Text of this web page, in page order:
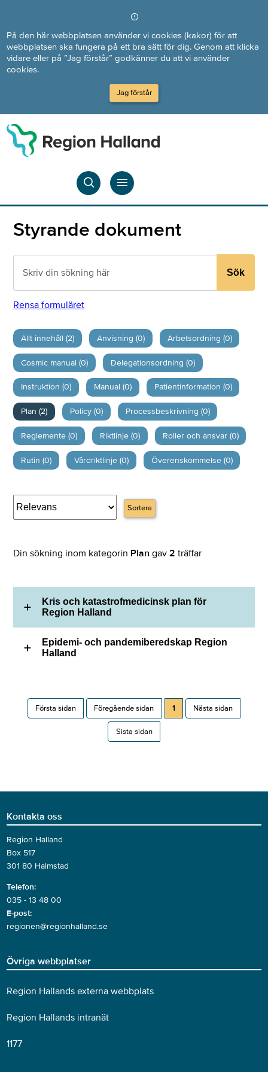
På den här webbplatsen använder vi cookies (kakor) för att
webbplatsen ska fungera på ett bra sätt för dig. Genom att klicka
vidare eller på ”Jag förstår” godkänner du att vi använder
cookies.
Jag förstår
Styrande dokument
Sök
Rensa formuläret
Allt innehåll (2) Anvisning (0) Arbetsordning (0)
Cosmic manual (0) Delegationsordning (0)
Instruktion (0) Manual (0) Patientinformation (0)
Plan (2) Policy (0) Processbeskrivning (0)
Reglemente (0) Riktlinje (0) Roller och ansvar (0)
Rutin (0) Vårdriktlinje (0) Överenskommelse (0)
Sortera
Din sökning inom kategorin Plan gav2 träffar
Kris och katastrofmedicinsk plan för
Region Halland
Epidemi- och pandemiberedskap Region
Halland
Första sidan Föregående sidan 1 Nästa sidan
Sista sidan
Kontakta oss
Region Halland
Box 517
301 80 Halmstad
Telefon:
035 - 13 48 00
E-post:
regionen@regionhalland.se
Övriga webbplatser
Region Hallands externa webbplats
Region Hallands intranät
1177